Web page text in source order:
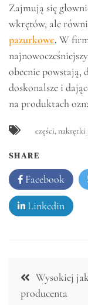
Zajmują się
wkrętów, ale
pazurkowe. W
obecnie powstają,
doskonalsze i
na produktach
części,nakrętki
SHARE
Facebook
Linkedin
Nawigacja
wpisu
Wysokiej
producenta